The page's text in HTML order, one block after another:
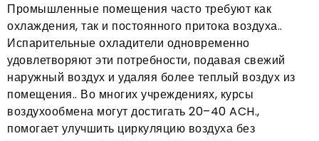
Промышленные помещения часто требуют как
охлаждения, так и постоянного притока воздуха..
Испарительные охладители одновременно
удовлетворяют эти потребности, подавая свежий
наружный воздух и удаляя более теплый воздух из
помещения.. Во многих учреждениях, курсы
воздухообмена могут достигать 20–40 ACH.,
помогает улучшить циркуляцию воздуха без